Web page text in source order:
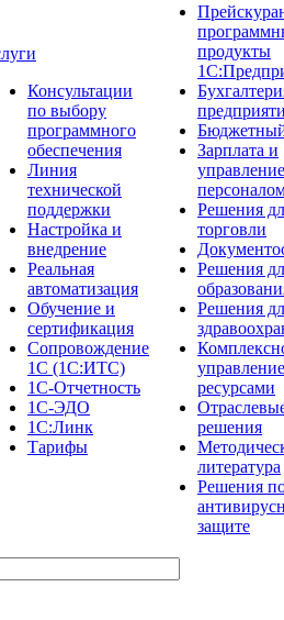
Консультации
по выбору
программного
обеспечения
Линия
технической
поддержки
Настройка и
внедрение
Реальная
автоматизация
Обучение и
сертификация
Сопровождение
1С (1С:ИТС)
1С-Отчетность
1С-ЭДО
1С:Линк
Тарифы
продукты
Зарплата и
управление
Решения
торговли
Решения
Решения
управление
ресурсами
решения
литература
Решения
защите